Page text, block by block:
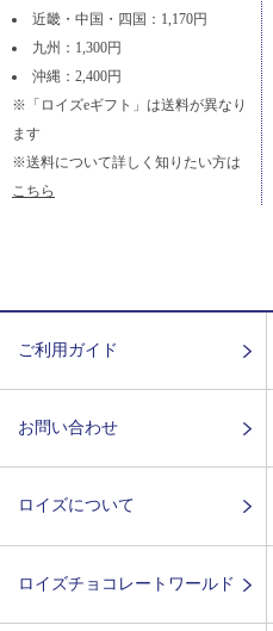
近畿・中国・四国：1,170円
九州：1,300円
沖縄：2,400円
※「ロイズeギフト」は送料が異なり
ます
※送料について詳しく知りたい方は
こちら
ご利用ガイド
お問い合わせ
ロイズについて
ロイズチョコレートワールド